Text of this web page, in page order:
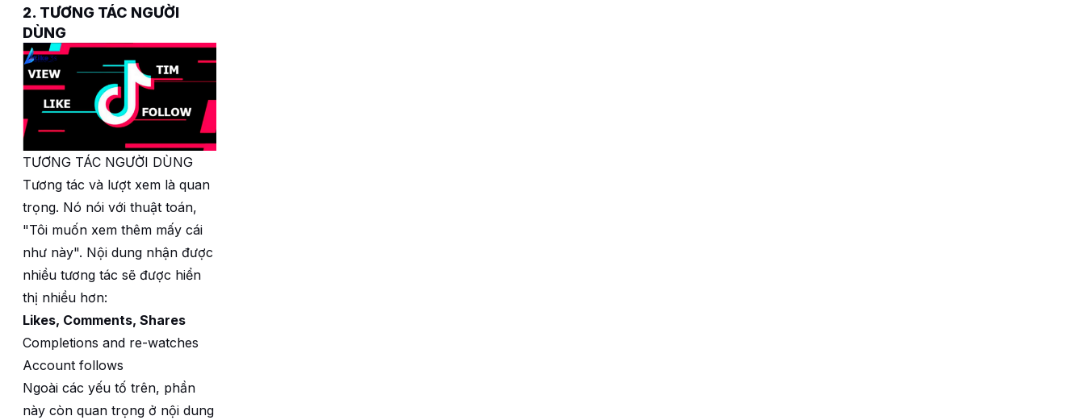
2. TƯƠNG TÁC NGƯỜI
DÙNG
TƯƠNG TÁC NGƯỜI DÙNG
Tương tác và lượt xem là quan
trọng. Nó nói với thuật toán,
"Tôi muốn xem thêm mấy cái
như này". Nội dung nhận được
nhiều tương tác sẽ được hiển
thị nhiều hơn:
Likes, Comments, Shares
Completions and re-watches
Account follows
Ngoài các yếu tố trên, phần
này còn quan trọng ở nội dung